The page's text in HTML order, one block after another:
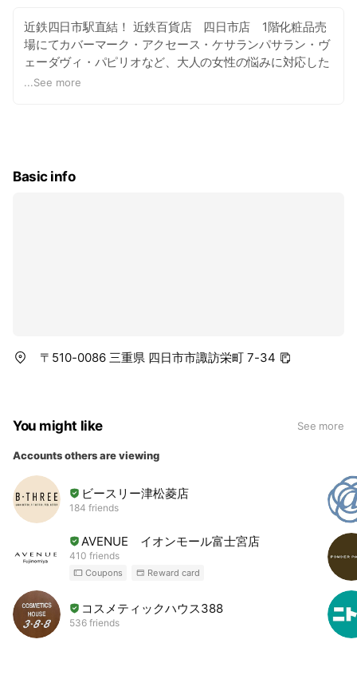
近鉄四日市駅直結！ 近鉄百貨店 四日市店 1階化粧品売
場にてカバーマーク・アクセース・ケサランパサラン・ヴ
ェーダヴィ・パピリオなど、大人の女性の悩みに対応した
製品を豊富に取り揃えるショップです。 季節に合ったお手
...See more
Basic info
〒510-0086 三重県 四日市市諏訪栄町 7-34
You might like See more
Accounts others are viewing
ビースリー津松菱店
184 friends
AVENUE イオンモール富士宮店
410 friends
Coupons Reward card
コスメティックハウス388
536 friends